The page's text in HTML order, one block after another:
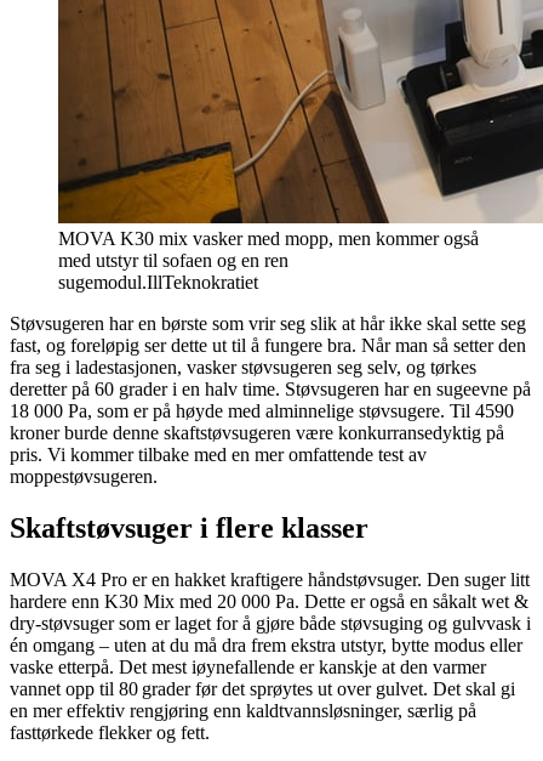
MOVA K30 mix vasker med mopp, men kommer også
med utstyr til sofaen og en ren
sugemodul.IllTeknokratiet
Støvsugeren har en børste som vrir seg slik at hår ikke skal sette seg
fast, og foreløpig ser dette ut til å fungere bra. Når man så setter den
fra seg i ladestasjonen, vasker støvsugeren seg selv, og tørkes
deretter på 60 grader i en halv time. Støvsugeren har en sugeevne på
18 000 Pa, som er på høyde med alminnelige støvsugere. Til 4590
kroner burde denne skaftstøvsugeren være konkurransedyktig på
pris. Vi kommer tilbake med en mer omfattende test av
moppestøvsugeren.
Skaftstøvsuger i flere klasser
MOVA X4 Pro er en hakket kraftigere håndstøvsuger. Den suger litt
hardere enn K30 Mix med 20 000 Pa. Dette er også en såkalt wet &
dry-støvsuger som er laget for å gjøre både støvsuging og gulvvask i
én omgang – uten at du må dra frem ekstra utstyr, bytte modus eller
vaske etterpå. Det mest iøynefallende er kanskje at den varmer
vannet opp til 80 grader før det sprøytes ut over gulvet. Det skal gi
en mer effektiv rengjøring enn kaldtvannsløsninger, særlig på
fasttørkede flekker og fett.